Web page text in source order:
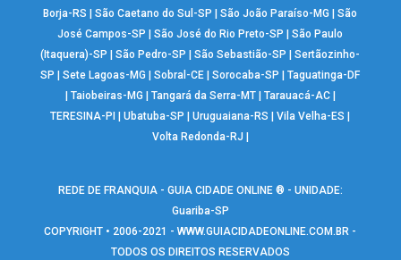
Borja-RS
|São Caetano do Sul-SP |São João Paraíso-MG |São
José Campos-SP
|São José do Rio Preto-SP |São Paulo
(Itaquera)-SP
|São Pedro-SP |São Sebastião-SP |Sertãozinho-
SP
|Sete Lagoas-MG |Sobral-CE |Sorocaba-SP |Taguatinga-DF
Taiobeiras-MG Tangará da Serra-MT| Tarauacá-AC|
TERESINA-PI
|Ubatuba-SP |Uruguaiana-RS |Vila Velha-ES
Volta Redonda-RJ
REDE DE FRANQUIA - GUIA CIDADE ONLINE ® - UNIDADE:
Guariba-SP
COPYRIGHT • 2006-2021 -WWW.GUIACIDADEONLINE.COM.BR -
TODOS OS DIREITOS RESERVADOS